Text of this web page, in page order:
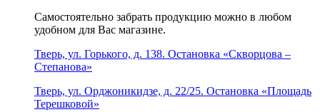
Самостоятельно забрать продукцию можно в любом
удобном для Вас магазине.
Тверь, ул. Горького, д. 138. Остановка «Скворцова –
Степанова»
Тверь, ул. Орджоникидзе, д. 22/25. Остановка «Площадь
Терешковой»